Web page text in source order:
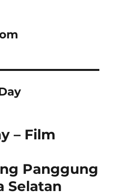
– Film
Panggung
Selatan